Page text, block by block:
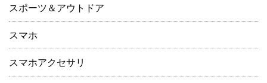
スポーツ＆アウトドア
スマホ
スマホアクセサリ